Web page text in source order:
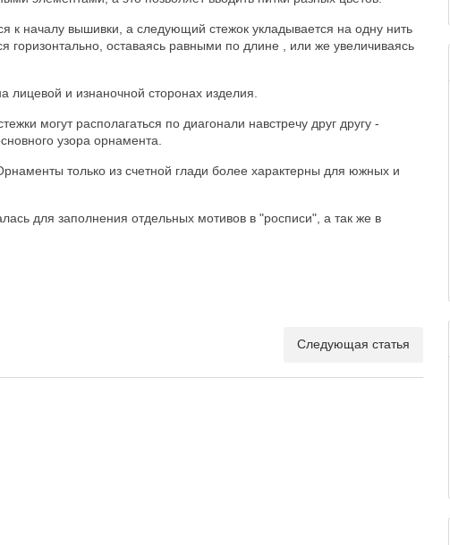
к началу вышивки, а следующий стежок укладывается на одну нить
оставаясь равными по длине , или же увеличиваясь
и изнаночной сторонах изделия.
могут располагаться по диагонали навстречу друг другу -
узора орнамента.
только из счетной глади более характерны для южных и
для заполнения отдельных мотивов в "росписи", а так же в
Следующая статья